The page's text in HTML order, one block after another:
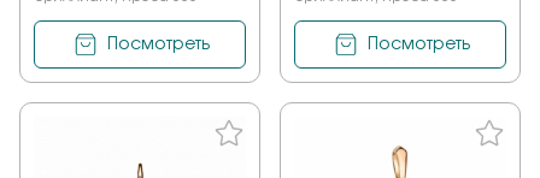
Посмотреть Посмотреть